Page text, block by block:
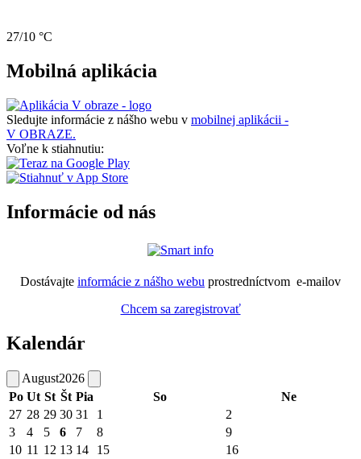
27/10 °C
Mobilná aplikácia
Sledujte informácie z nášho webu v mobilnej aplikácii -
V OBRAZE.
Voľne k stiahnutiu:
Informácie od nás
Dostávajte informácie z nášho webu prostredníctvom e-mailov
Chcem sa zaregistrovať
Kalendár
August2026
Po Ut St Št Pia So
Ne
27 28 29 30 31 1
2
3
4 5 6 7 8
9
10 11 12 13 14 15
16